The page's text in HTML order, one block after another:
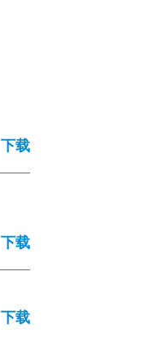
下载
下载
下载